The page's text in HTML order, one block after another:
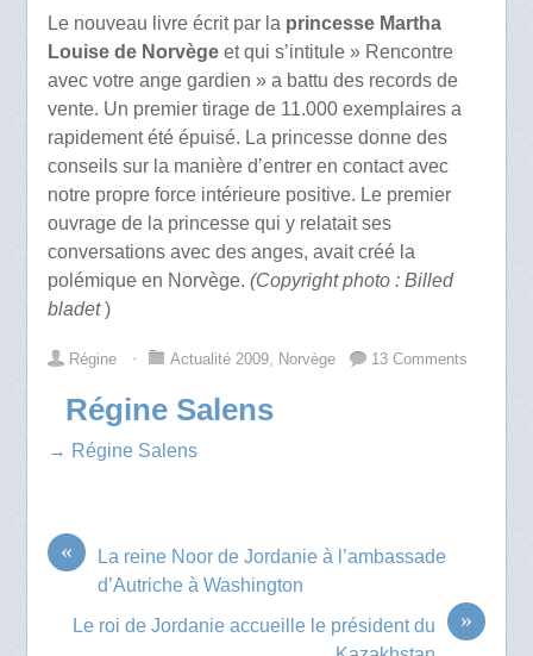
Le nouveau livre écrit par la princesse Martha
Louise de Norvègeet qui s’intitule » Rencontre
avec votre ange gardien » a battu des records de
vente. Un premier tirage de 11.000 exemplaires a
rapidement été épuisé. La princesse donne des
conseils sur la manière d’entrer en contact avec
notre propre force intérieure positive. Le premier
ouvrage de la princesse qui y relatait ses
conversations avec des anges, avait créé la
polémique en Norvège. (Copyright photo : Billed
bladet)
Régine ⋅ Actualité 2009, Norvège 13 Comments
Régine Salens
→ Régine Salens
«
La reine Noor de Jordanie à l’ambassade
d’Autriche à Washington
»
Le roi de Jordanie accueille le président du